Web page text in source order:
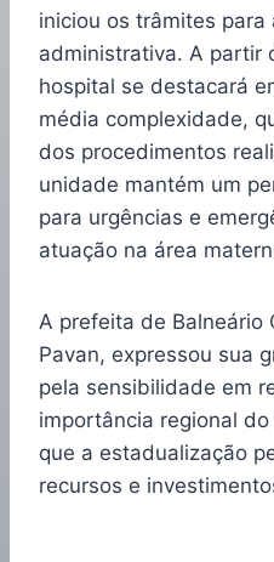
iniciou os trâmites para
administrativa. A partir
hospital se destacará
média complexidade,
dos procedimentos
unidade mantém um
para urgências e
atuação na área
A prefeita de Balneário
Pavan, expressou sua
pela sensibilidade em
importância regional
que a estadualização
recursos e